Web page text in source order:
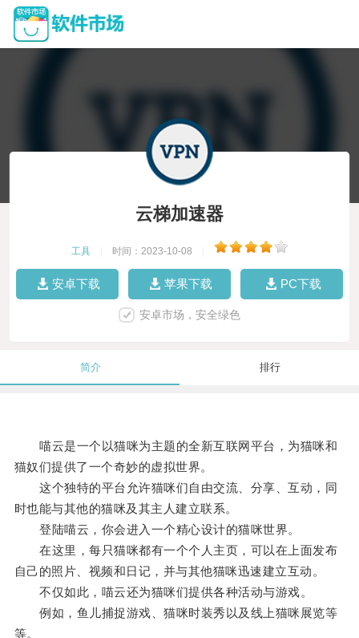
云梯加速器
工具 时间：2023-10-08
安卓下载 苹果下载 PC下载
安卓市场，安全绿色
简介 排行
喵云是一个以猫咪为主题的全新互联网平台，为猫咪和
猫奴们提供了一个奇妙的虚拟世界。
这个独特的平台允许猫咪们自由交流、分享、互动，同
时也能与其他的猫咪及其主人建立联系。
登陆喵云，你会进入一个精心设计的猫咪世界。
在这里，每只猫咪都有一个个人主页，可以在上面发布
自己的照片、视频和日记，并与其他猫咪迅速建立互动。
不仅如此，喵云还为猫咪们提供各种活动与游戏。
例如，鱼儿捕捉游戏、猫咪时装秀以及线上猫咪展览等
等。